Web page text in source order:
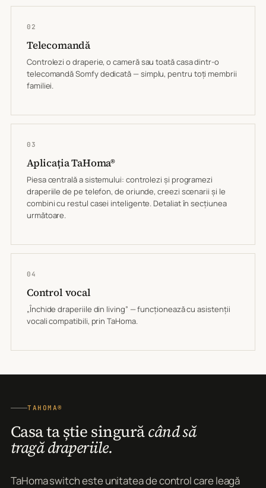
02
Telecomandă
Controlezi o draperie, o cameră sau toată casa dintr-o
telecomandă Somfy dedicată — simplu, pentru toți membrii
familiei.
03
Aplicația TaHoma®
Piesa centrală a sistemului: controlezi și programezi
draperiile de pe telefon, de oriunde, creezi scenarii și le
combini cu restul casei inteligente. Detaliat în secțiunea
următoare.
04
Control vocal
„Închide draperiile din living” — funcționează cu asistenții
vocali compatibili, prin TaHoma.
TAHOMA®
Casa ta știe singurăcând să
tragă draperiile.
TaHoma switch este unitatea de control care leagă